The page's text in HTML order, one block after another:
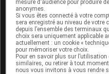
VIDAL e-
Espace
Qui
VIDAL
Carrières
Charte
mesure d'audience pour produire
anonymes.
Si vous êtes connecté à votre
sera enregistré au niveau de votre
depuis l’ensemble des terminaux
choix sera uniquement applicable
actuellement : un cookie «
pour mémoriser votre choix.
Pour en savoir plus sur
similaires, ou retirer à tout
nous vous invitons à vous rendre